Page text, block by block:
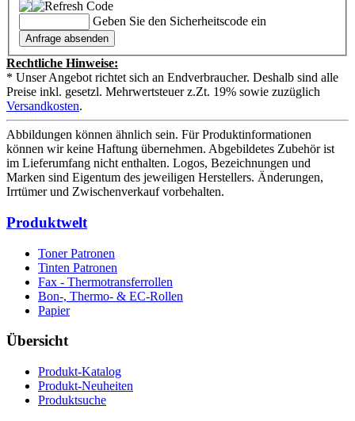
Geben Sie den Sicherheitscode ein
Rechtliche Hinweise:
* Unser Angebot richtet sich an Endverbraucher. Deshalb sind alle
Preise inkl. gesetzl. Mehrwertsteuer z.Zt. 19% sowie zuzüglich
Versandkosten.
Abbildungen können ähnlich sein. Für Produktinformationen
können wir keine Haftung übernehmen. Abgebildetes Zubehör ist
im Lieferumfang nicht enthalten. Logos, Bezeichnungen und
Marken sind Eigentum des jeweiligen Herstellers. Änderungen,
Irrtümer und Zwischenverkauf vorbehalten.
Produktwelt
Toner Patronen
Tinten Patronen
Fax - Thermotransferrollen
Bon-, Thermo- & EC-Rollen
Papier
Übersicht
Produkt-Katalog
Produkt-Neuheiten
Produktsuche